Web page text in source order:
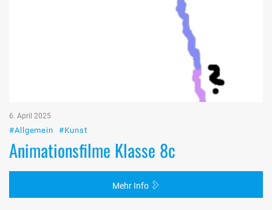
6. April 2025
#Allgemein #Kunst
Animationsfilme Klasse 8c
Mehr Info